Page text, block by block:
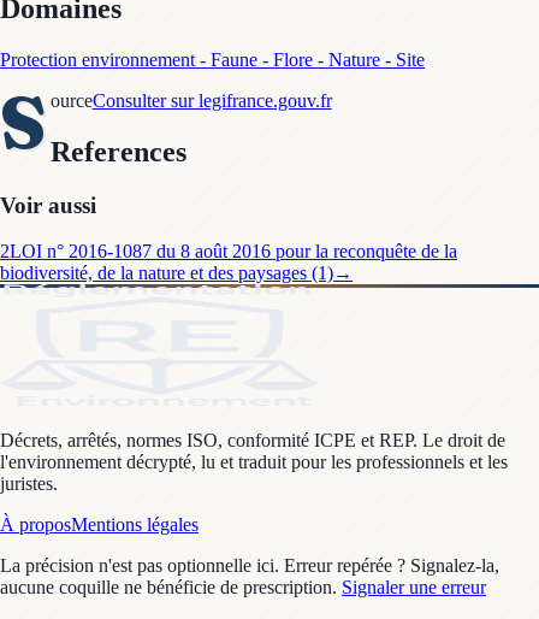
Domaines
Protection environnement - Faune - Flore - Nature - Site
S ourceConsulter sur legifrance.gouv.fr
References
Voir aussi
2LOI n° 2016-1087 du 8 août 2016 pour la reconquête de la
biodiversité, de la nature et des paysages (1)→
Décrets, arrêtés, normes ISO, conformité ICPE et REP. Le droit de
l'environnement décrypté, lu et traduit pour les professionnels et les
juristes.
À proposMentions légales
La précision n'est pas optionnelle ici. Erreur repérée ? Signalez-la,
aucune coquille ne bénéficie de prescription. Signaler une erreur